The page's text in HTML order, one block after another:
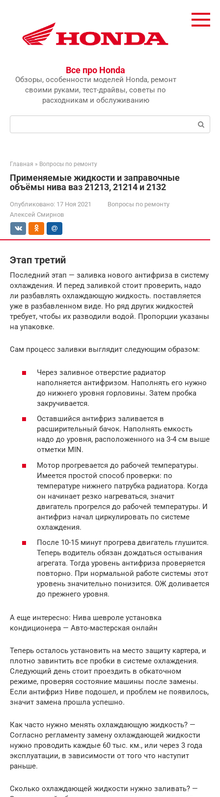
Все про Honda
Обзоры, особенности моделей Honda, ремонт
своими руками, тест-драйвы, советы по
расходникам и обслуживанию
Главная » Вопросы по ремонту
Применяемые жидкости и заправочные
объёмы нива ваз 21213, 21214 и 2132
Опубликовано: 17 Ноя 2021
Вопросы по ремонту
Алексей Смирнов
Этап третий
Последний этап — заливка нового антифриза в систему
охлаждения. И перед заливкой стоит проверить, надо
ли разбавлять охлаждающую жидкость. поставляется
уже в разбавленном виде. Но ряд других жидкостей
требует, чтобы их разводили водой. Пропорции указаны
на упаковке.
Сам процесс заливки выглядит следующим образом:
Через заливное отверстие радиатор
наполняется антифризом. Наполнять его нужно
до нижнего уровня горловины. Затем пробка
закручивается.
Оставшийся антифриз заливается в
расширительный бачок. Наполнять емкость
надо до уровня, расположенного на 3-4 см выше
отметки MIN.
Мотор прогревается до рабочей температуры.
Имеется простой способ проверки: по
температуре нижнего патрубка радиатора. Когда
он начинает резко нагреваться, значит
двигатель прогрелся до рабочей температуры. И
антифриз начал циркулировать по системе
охлаждения.
После 10-15 минут прогрева двигатель глушится.
Теперь водитель обязан дождаться остывания
агрегата. Тогда уровень антифриза проверяется
повторно. При нормальной работе системы этот
уровень значительно понизится. ОЖ доливается
до прежнего уровня.
А еще интересно: Нива шевроле установка
кондиционера — Авто-мастерская онлайн
Теперь осталось установить на место защиту картера, и
плотно завинтить все пробки в системе охлаждения.
Следующий день стоит проездить в обкаточном
режиме, проверяя состояние машины после замены.
Если антифриз Ниве подошел, и проблем не появилось,
значит замена прошла успешно.
Как часто нужно менять охлаждающую жидкость? —
Согласно регламенту замену охлаждающей жидкости
нужно проводить каждые 60 тыс. км., или через 3 года
эксплуатации, в зависимости от того что наступит
раньше.
Сколько охлаждающей жидкости нужно заливать? —